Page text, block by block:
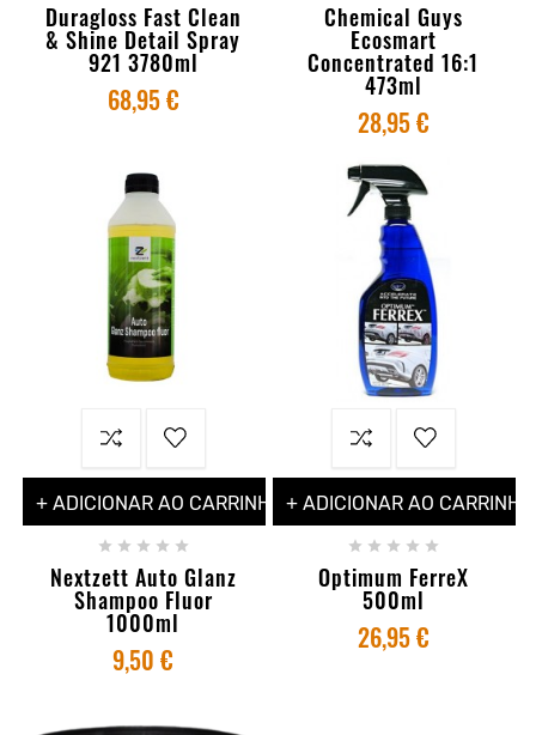
Duragloss Fast Clean
& Shine Detail Spray
921 3780ml
68,95 €
Chemical Guys
Ecosmart
Concentrated 16:1
473ml
28,95 €
+ ADICIONAR AO CARRINHO
    
Nextzett Auto Glanz
Shampoo Fluor
1000ml
9,50 €
+ ADICIONAR AO CARRINHO
    
Optimum FerreX
500ml
26,95 €